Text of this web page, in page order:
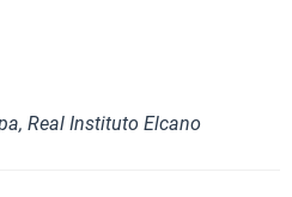
Real Instituto Elcano